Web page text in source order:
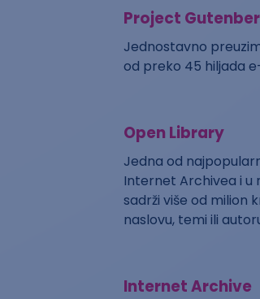
Project
Jednostavno
od preko 45 hiljada
Open Library
Jedna od
Internet Archivea i u
sadrži više od milion
naslovu, temi ili
Internet Archive